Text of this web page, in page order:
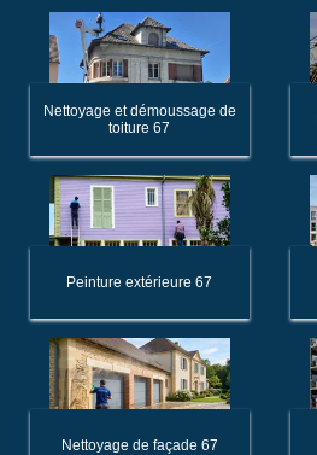
Nettoyage et démoussage de
toiture 67
Peinture extérieure 67
Nettoyage de façade 67